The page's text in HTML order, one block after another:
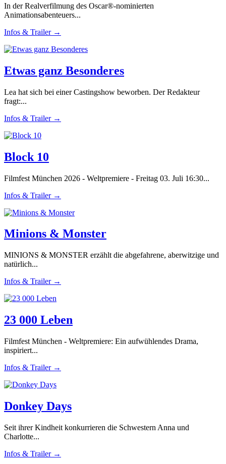
In der Realverfilmung des Oscar®-nominierten
Animationsabenteuers...
Infos & Trailer →
Etwas ganz Besonderes
Lea hat sich bei einer Castingshow beworben. Der Redakteur
fragt:...
Infos & Trailer →
Block 10
Filmfest München 2026 - Weltpremiere - Freitag 03. Juli 16:30...
Infos & Trailer →
Minions & Monster
MINIONS & MONSTER erzählt die abgefahrene, aberwitzige und
natürlich...
Infos & Trailer →
23 000 Leben
Filmfest München - Weltpremiere: Ein aufwühlendes Drama,
inspiriert...
Infos & Trailer →
Donkey Days
Seit ihrer Kindheit konkurrieren die Schwestern Anna und
Charlotte...
Infos & Trailer →